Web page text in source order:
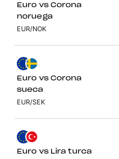
Euro vs Corona
noruega
EUR/NOK
Euro vs Corona
sueca
EUR/SEK
Euro vs Lira turca